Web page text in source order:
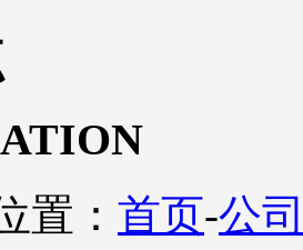
置： 首页-公